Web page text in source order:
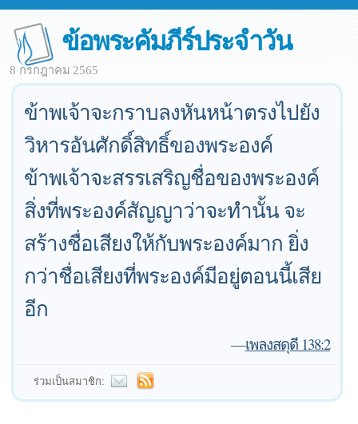
ข้อพระคัมภีร์ประจำวัน
8 กรกฎาคม 2565
ข้าพเจ้าจะกราบลงหันหน้าตรงไปยัง
วิหารอันศักดิ์สิทธิ์ของพระองค์
ข้าพเจ้าจะสรรเสริญชื่อของพระองค์
สิ่งที่พระองค์สัญญาว่าจะทำนั้น จะ
สร้างชื่อเสียงให้กับพระองค์มาก ยิ่ง
กว่าชื่อเสียงที่พระองค์มีอยู่ตอนนี้เสีย
อีก
—เพลงสดุดี 138:2
ร่วมเป็นสมาชิก: